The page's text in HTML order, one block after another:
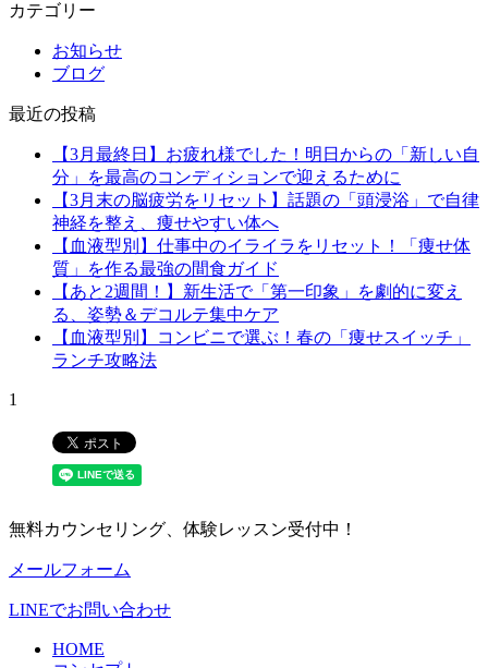
カテゴリー
お知らせ
ブログ
最近の投稿
【3月最終日】お疲れ様でした！明日からの「新しい自
分」を最高のコンディションで迎えるために
【3月末の脳疲労をリセット】話題の「頭浸浴」で自律
神経を整え、痩せやすい体へ
【血液型別】仕事中のイライラをリセット！「痩せ体
質」を作る最強の間食ガイド
【あと2週間！】新生活で「第一印象」を劇的に変え
る、姿勢＆デコルテ集中ケア
【血液型別】コンビニで選ぶ！春の「痩せスイッチ」
ランチ攻略法
1
無料カウンセリング、体験レッスン受付中！
メールフォーム
LINEでお問い合わせ
HOME